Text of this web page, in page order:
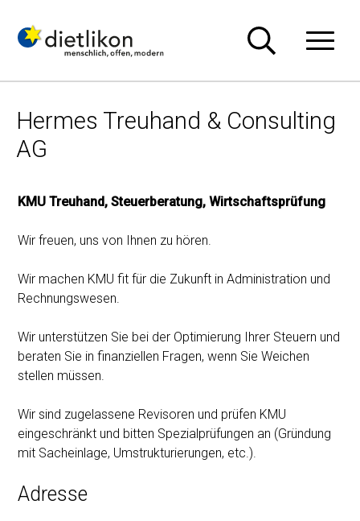
Hermes Treuhand & Consulting
AG
KMU Treuhand, Steuerberatung, Wirtschaftsprüfung
Wir freuen, uns von Ihnen zu hören.
Wir machen KMU fit für die Zukunft in Administration und
Rechnungswesen.
Wir unterstützen Sie bei der Optimierung Ihrer Steuern und
beraten Sie in finanziellen Fragen, wenn Sie Weichen
stellen müssen.
Wir sind zugelassene Revisoren und prüfen KMU
eingeschränkt und bitten Spezialprüfungen an (Gründung
mit Sacheinlage, Umstrukturierungen, etc.).
Adresse